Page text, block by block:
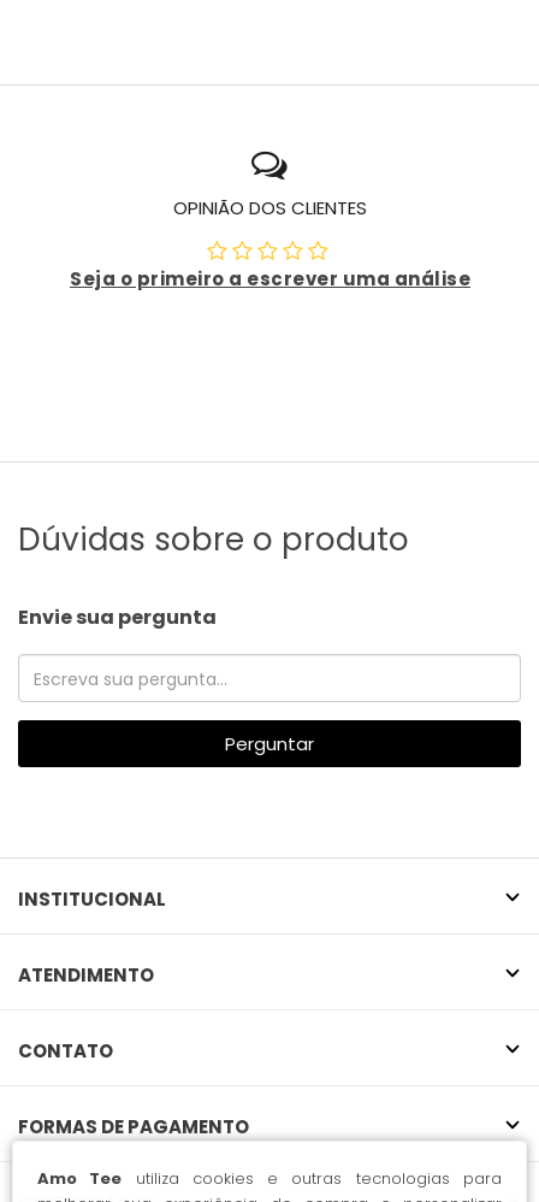
Amo Tee utiliza cookies e outras tecnologias para
OPINIÃO DOS CLIENTES
Seja o primeiro a escrever uma análise
Dúvidas sobre o produto
Envie sua pergunta
Perguntar
INSTITUCIONAL
ATENDIMENTO
CONTATO
FORMAS DE PAGAMENTO